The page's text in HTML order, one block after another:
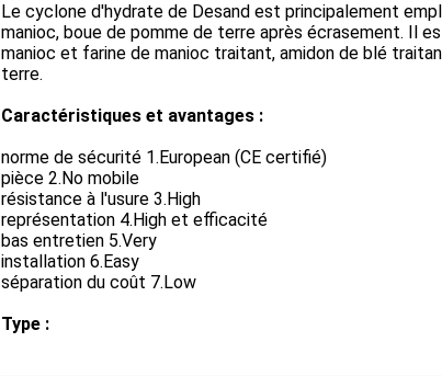
Le cyclone d'hydrate de Desand est principalement
manioc, boue de pomme de terre après écrasement. Il
manioc et farine de manioc traitant, amidon de blé
terre.
Caractéristiques et avantages :
norme de sécurité 1.European (CE certifié)
pièce 2.No mobile
résistance à l'usure 3.High
représentation 4.High et efficacité
bas entretien 5.Very
installation 6.Easy
séparation du coût 7.Low
Type :